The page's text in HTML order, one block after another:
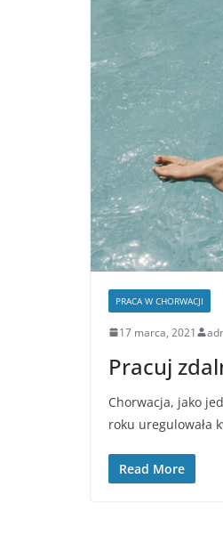
PRACA W CHORWACJI
17 marca, 2021
Pracuj
Chorwacja, jako
roku uregulowała
Read More